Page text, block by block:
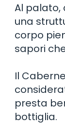
Al palato,
una
corpo
sapori
Il
presta
bottiglia.